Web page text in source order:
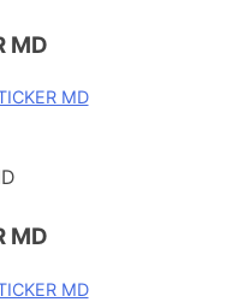
MD
MD
MD
MD